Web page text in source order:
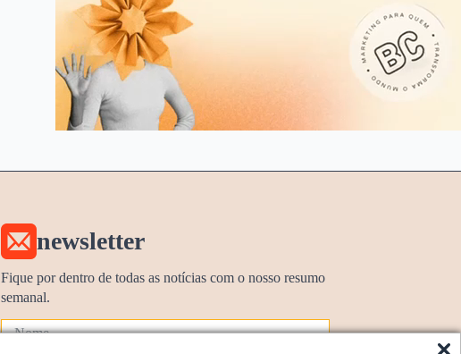
newsletter
Fique por dentro de todas as notícias com o nosso resumo
semanal.